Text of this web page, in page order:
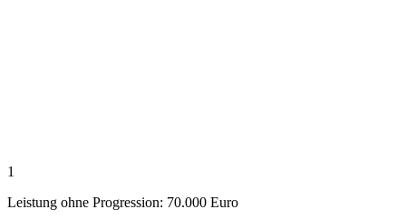
1
Leistung ohne Progression: 70.000 Euro